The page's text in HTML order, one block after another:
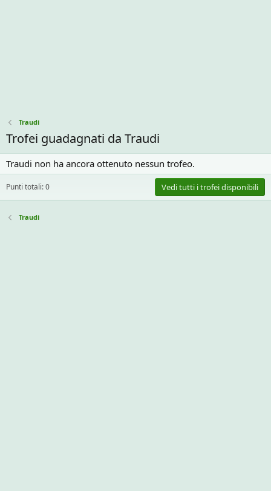
Traudi
Trofei guadagnati da Traudi
Traudi non ha ancora ottenuto nessun trofeo.
Punti totali: 0 Vedi tutti i trofei disponibili
Traudi